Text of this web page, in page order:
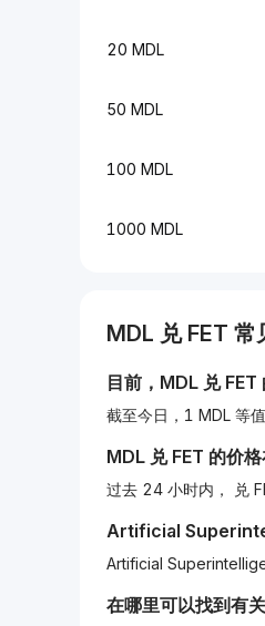
20 MDL
50 MDL
100 MDL
1000 MDL
MDL 兑 FET 常
目前， MDL 兑 FET
截至今日，1 MDL 等
MDL 兑 FET 的价
过去 24 小时内， 兑
Artificial
Artificial
在哪里可以找到有